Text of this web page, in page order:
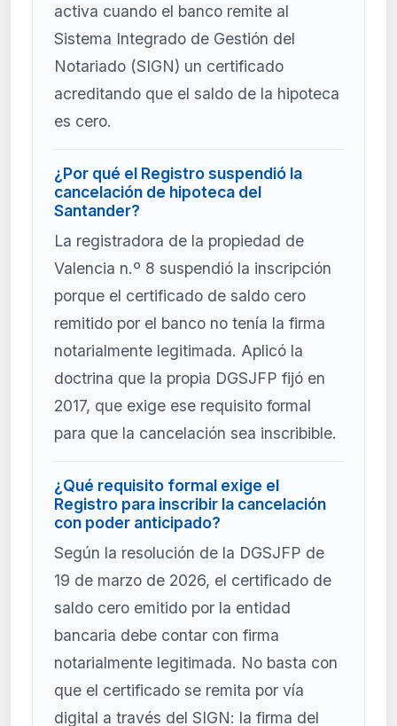
activa cuando el banco remite al
Sistema Integrado de Gestión del
Notariado (SIGN) un certificado
acreditando que el saldo de la hipoteca
es cero.
¿Por qué el Registro suspendió la
cancelación de hipoteca del
Santander?
La registradora de la propiedad de
Valencia n.º 8 suspendió la inscripción
porque el certificado de saldo cero
remitido por el banco no tenía la firma
notarialmente legitimada. Aplicó la
doctrina que la propia DGSJFP fijó en
2017, que exige ese requisito formal
para que la cancelación sea inscribible.
¿Qué requisito formal exige el
Registro para inscribir la cancelación
con poder anticipado?
Según la resolución de la DGSJFP de
19 de marzo de 2026, el certificado de
saldo cero emitido por la entidad
bancaria debe contar con firma
notarialmente legitimada. No basta con
que el certificado se remita por vía
digital a través del SIGN: la firma del